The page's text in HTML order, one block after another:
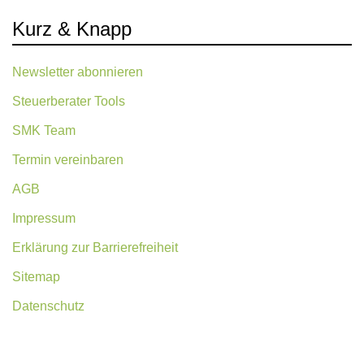
Kurz & Knapp
Newsletter abonnieren
Steuerberater Tools
SMK Team
Termin vereinbaren
AGB
Impressum
Erklärung zur Barrierefreiheit
Sitemap
Datenschutz